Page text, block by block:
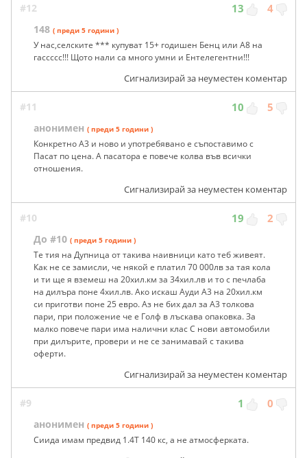
#12 13 4
148 ( преди 5 години )
У нас,селските *** купуват 15+ годишен Бенц или А8 на
гассссс!!! Щото нали са много умни и Ентелегентни!!!
Сигнализирай за неуместен коментар
#11 10 5
анонимен ( преди 5 години )
Конкретно А3 и ново и употребявано е съпоставимо с
Пасат по цена. А пасатора е повече колва във всички
отношения.
Сигнализирай за неуместен коментар
#10 19 2
До #10 ( преди 5 години )
Те тия на Дупница от такива наивници като теб живеят.
Как не се замисли, че някой е платил 70 000лв за тая кола
и ти ще я вземеш на 20хил.км за 34хил.лв и то с печлаба
на дилъра поне 4хил.лв. Ако искаш Ауди А3 на 20хил.км
си приготви поне 25 евро. Аз не бих дал за А3 толкова
пари, при положение че е Голф в лъскава опаковка. За
малко повече пари има налични клас C нови автомобили
при дилърите, провери и не се занимавай с такива
оферти.
Сигнализирай за неуместен коментар
#9 1 0
анонимен ( преди 5 години )
Сиида имам предвид 1.4Т 140 кс, а не атмосферката.